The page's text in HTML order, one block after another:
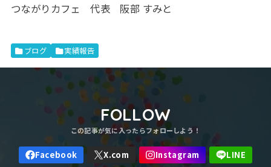
つながりカフェ 代表 阪部 すみと
ブログ 実績報告
FOLLOW